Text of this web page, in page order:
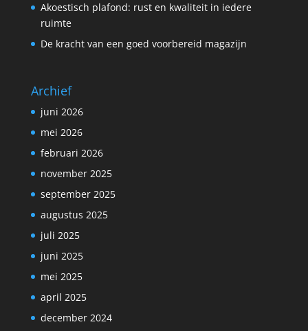
Akoestisch plafond: rust en kwaliteit in iedere
ruimte
De kracht van een goed voorbereid magazijn
Archief
juni 2026
mei 2026
februari 2026
november 2025
september 2025
augustus 2025
juli 2025
juni 2025
mei 2025
april 2025
december 2024